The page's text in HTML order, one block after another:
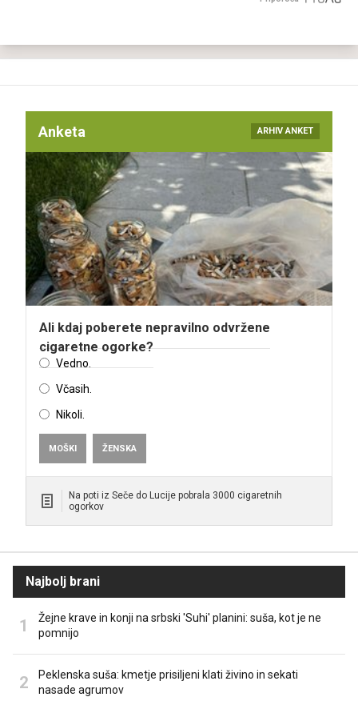
Anketa ARHIV ANKET
Ali kdaj poberete nepravilno odvržene
cigaretne ogorke?
Vedno.
Včasih.
Nikoli.
MOŠKI ŽENSKA
Na poti iz Seče do Lucije pobrala 3000 cigaretnih
ogorkov
Najbolj brani
Žejne krave in konji na srbski 'Suhi' planini: suša, kot je ne
pomnijo
Peklenska suša: kmetje prisiljeni klati živino in sekati
nasade agrumov